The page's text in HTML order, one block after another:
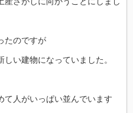
たのですが
い建物になっていました。
て人がいっぱい並んでいます